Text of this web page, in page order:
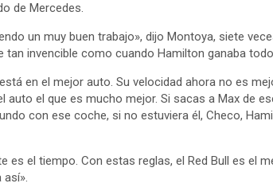
de Mercedes.
un muy buen trabajo», dijo Montoya, siete
tan invencible como cuando Hamilton ganaba
en el mejor auto. Su velocidad ahora no es
auto el que es mucho mejor. Si sacas a Max de
con ese coche, si no estuviera él, Checo,
es el tiempo. Con estas reglas, el Red Bull es el
así».